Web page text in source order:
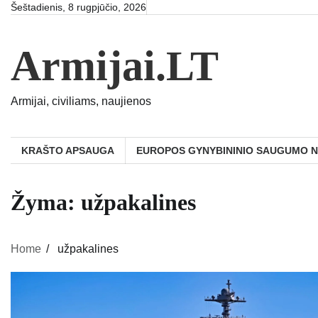
SkipŠeštadienis, 8 rugpjūčio, 2026
Armijai.LT
Armijai, civiliams, naujienos
KRAŠTO APSAUGA EUROPOS GYNYBININIO SAUGUMO
Žyma: užpakalines
Home užpakalines